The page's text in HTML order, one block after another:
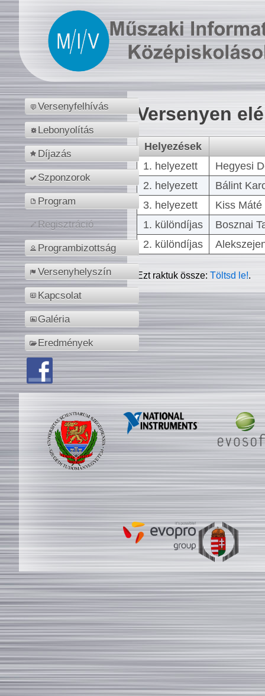
Versenyfelhívás
Lebonyolítás
Díjazás
Szponzorok
Program
Regisztráció
Programbizottság
Versenyhelyszín
Kapcsolat
Galéria
Eredmények
Versenyen
Helyezések
1. helyezett
Hegyesi
2. helyezett
Bálint
3. helyezett
Kiss
1. különdíjas
Bosznai
2. különdíjas
Ezt raktuk össze:Töltsd le!.